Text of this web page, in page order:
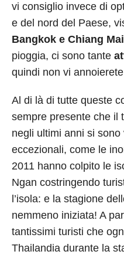
vi consiglio invece di
e del nord del Paese,
Bangkok e Chiang Mai
pioggia, ci sono tante
quindi non vi
Al di là di tutte queste
sempre presente che il
negli ultimi anni si
eccezionali, come le
2011 hanno colpito le
Ngan costringendo
l’isola: e la stagione
nemmeno iniziata! A
tantissimi turisti che
Thailandia durante la